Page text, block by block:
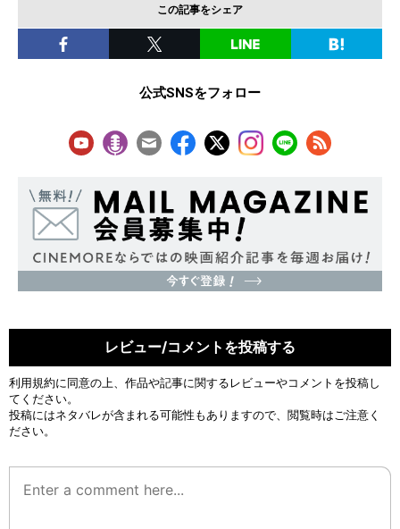
この記事をシェア
公式SNSをフォロー
レビュー/コメントを投稿する
利用規約に同意の上、作品や記事に関するレビューやコメントを投稿し
てください。
投稿にはネタバレが含まれる可能性もありますので、閲覧時はご注意く
ださい。